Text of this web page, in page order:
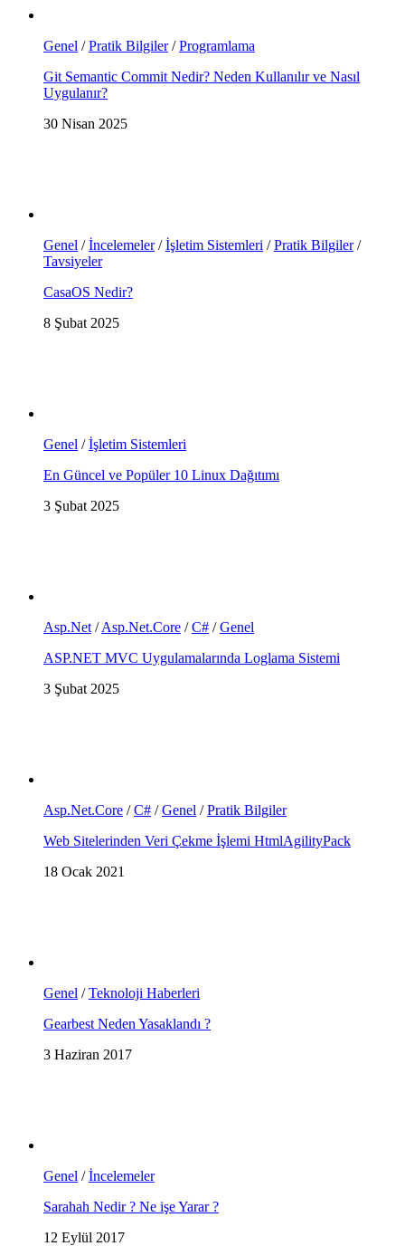
Genel /Pratik Bilgiler/Programlama
Git Semantic Commit Nedir? Neden Kullanılır ve Nasıl
Uygulanır?
30 Nisan 2025
Genel /İncelemeler/İşletim Sistemleri /Pratik Bilgiler/
Tavsiyeler
CasaOS Nedir?
8 Şubat 2025
Genel /İşletim Sistemleri
En Güncel ve Popüler 10 Linux Dağıtımı
3 Şubat 2025
Asp.Net /Asp.Net.Core /C# /Genel
ASP.NET MVC Uygulamalarında Loglama Sistemi
3 Şubat 2025
Asp.Net.Core /C# /Genel /Pratik Bilgiler
Web Sitelerinden Veri Çekme İşlemi HtmlAgilityPack
18 Ocak 2021
Genel /Teknoloji Haberleri
Gearbest Neden Yasaklandı ?
3 Haziran 2017
Genel /İncelemeler
Sarahah Nedir ? Ne işe Yarar ?
12 Eylül 2017